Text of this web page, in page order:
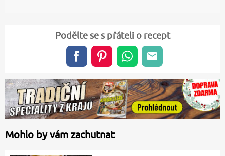
Podělte se s přáteli o recept
Mohlo by vám zachutnat